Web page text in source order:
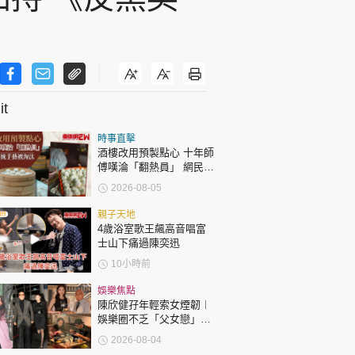
時事直擊
酒樓改用預製點心 十年師
傅嘆淪「翻熱員」 網民憂
傳統手藝被淘汰
2026-08-05
親子天地
4歲浴室歌王飆高音唱富
士山下痛過陳奕迅
10小時前
娛樂焦點
陳欣健孖年輕索女煙韌︱
娛樂圈不乏「父女戀」
「爺孫戀」 年齡差距最大
達51歲 最受矚目有李龍
2026-08-04